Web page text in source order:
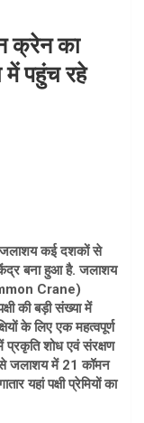
क्रेन का
में पहुंच रहे
कई दशकों से
केंद्र बना हुआ है. जलाशय
Crane)
की बड़ी संख्या में
के लिए एक महत्वपूर्ण
शोध एवं संरक्षण
जलाशय में 21 कॉमन
यहां पक्षी प्रेमियों का